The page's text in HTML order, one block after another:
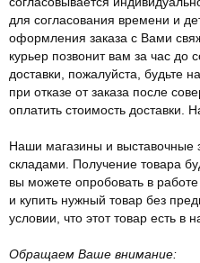
для согласования времени и
оформления заказа с Вами
курьер позвонит вам за час до
доставки, пожалуйста, будьте
при отказе от заказа после
оплатить стоимость
Наши магазины и выставочные
складами. Получение товара
вы можете опробовать в
и купить нужный товар без
условии, что этот товар есть в
Обращаем Ваше внимание: